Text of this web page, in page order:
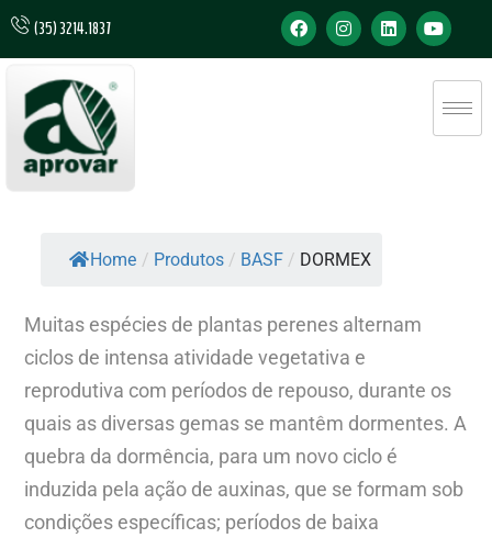
(35) 3214.1837
Home / Produtos / BASF / DORMEX
Muitas espécies de plantas perenes alternam
ciclos de intensa atividade vegetativa e
reprodutiva com períodos de repouso, durante os
quais as diversas gemas se mantêm dormentes. A
quebra da dormência, para um novo ciclo é
induzida pela ação de auxinas, que se formam sob
condições específicas; períodos de baixa